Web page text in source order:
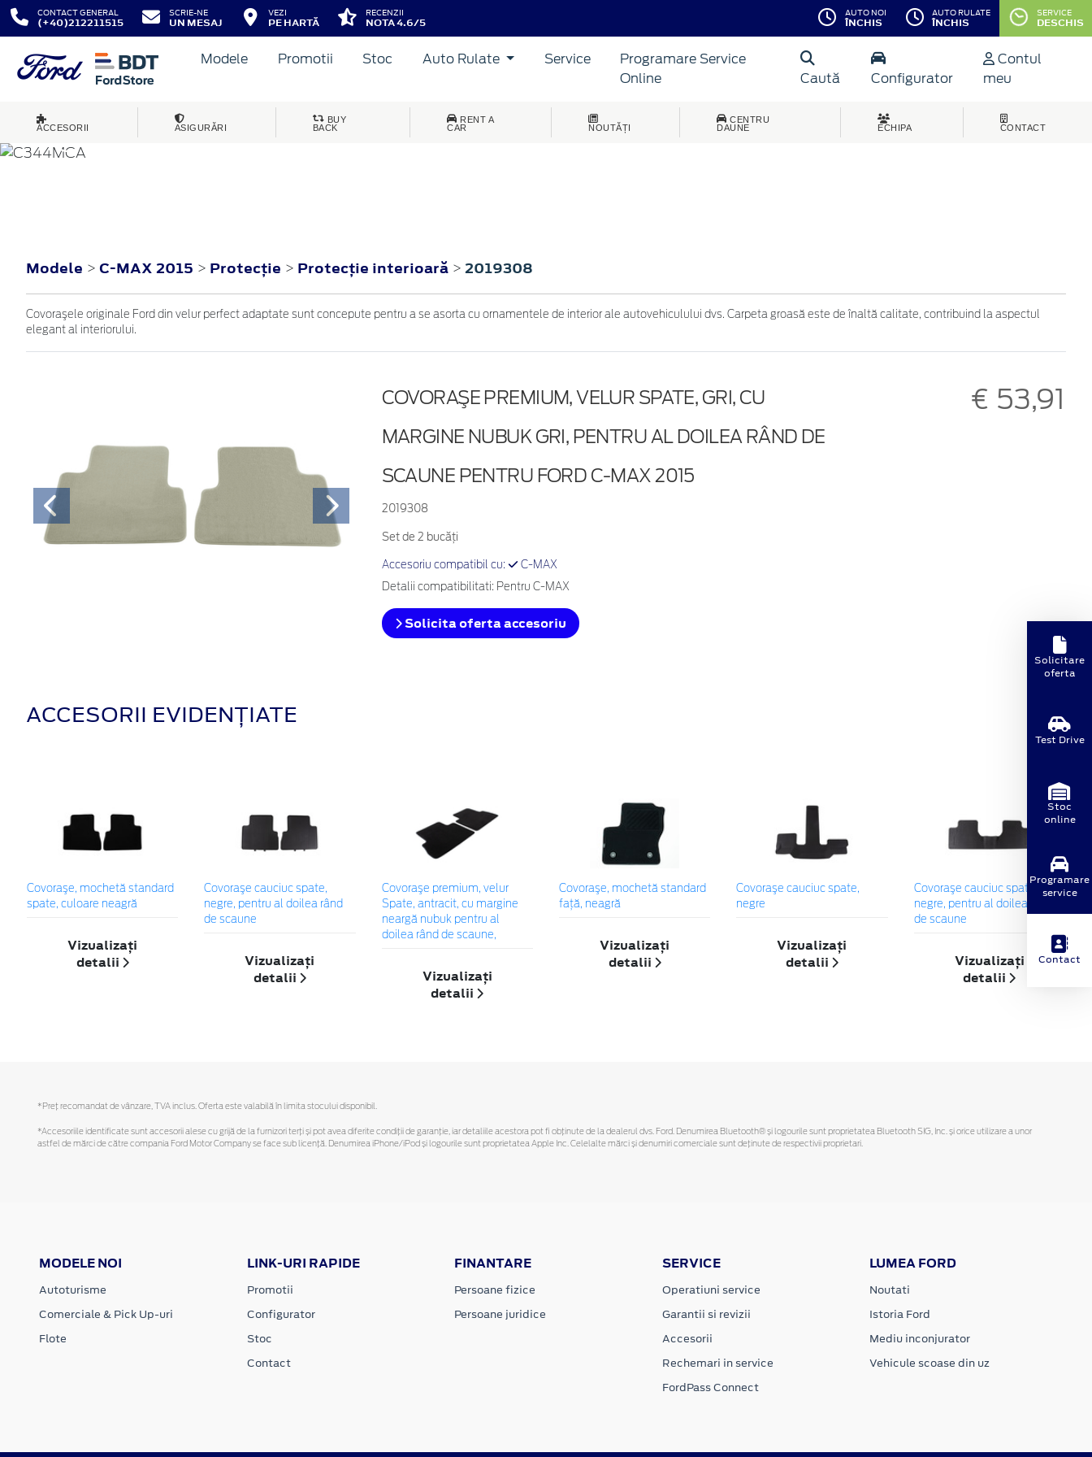
CONTACT GENERAL
(+40)212211515
SCRIE-NE
UN MESAJ
VEZI
PE HARTĂ
RECENZII
NOTA 4.6/5
AUTO NOI
ÎNCHIS
AUTO RULATE
ÎNCHIS
SERVICE
DESCHIS
Modele Promotii Stoc Auto Rulate Service
Programare Service
Online
Caută Configurator
Contul
meu
ACCESORII ASIGURĂRI
BUY
BACK
RENT A
CAR
NOUTĂȚI
CENTRU
DAUNE
ECHIPA CONTACT
C-MAX
Modele > C-MAX 2015 > Protecţie > Protecţie interioară > 2019308
Covoraşele originale Ford din velur perfect adaptate sunt concepute pentru a se asorta cu ornamentele de interior ale autovehiculului dvs. Carpeta groasă este de înaltă calitate, contribuind la aspectul
elegant al interiorului.
COVORAŞE PREMIUM, VELUR SPATE, GRI, CU
MARGINE NUBUK GRI, PENTRU AL DOILEA RÂND DE
SCAUNE PENTRU FORD C-MAX 2015
2019308
€ 53,91
Set de 2 bucăţi
Accesoriu compatibil cu: C-MAX
Detalii compatibilitati: Pentru C-MAX
Solicita oferta accesoriu
ACCESORII EVIDENȚIATE
Covoraşe, mochetă standard
spate, culoare neagră
Vizualizați
detalii
Covoraşe cauciuc spate,
negre, pentru al doilea rând
de scaune
Vizualizați
detalii
Covoraşe premium, velur
Spate, antracit, cu margine
neargă nubuk pentru al
doilea rând de scaune,
Vizualizați
detalii
Covoraşe, mochetă standard
faţă, neagră
Vizualizați
detalii
Covoraşe cauciuc spate,
negre
Vizualizați
detalii
Covoraşe cauciuc spate,
negre, pentru al doilea rând
de scaune
Vizualizați
detalii
*Preţ recomandat de vânzare, TVA inclus. Oferta este valabilă în limita stocului disponibil.
*Accesoriile identificate sunt accesorii alese cu grijă de la furnizori terți și pot avea diferite condiții de garanție, iar detaliile acestora pot fi obținute de la dealerul dvs. Ford. Denumirea Bluetooth® și logourile sunt proprietatea Bluetooth SIG, Inc. și orice utilizare a unor
astfel de mărci de către compania Ford Motor Company se face sub licență. Denumirea iPhone/iPod și logourile sunt proprietatea Apple Inc. Celelalte mărci și denumiri comerciale sunt deținute de respectivii proprietari.
MODELE NOI
Autoturisme
Comerciale & Pick Up-uri
Flote
LINK-URI RAPIDE
Promotii
Configurator
Stoc
Contact
FINANTARE
Persoane fizice
Persoane juridice
SERVICE
Operatiuni service
Garantii si revizii
Accesorii
Rechemari in service
FordPass Connect
LUMEA FORD
Noutati
Istoria Ford
Mediu inconjurator
Vehicule scoase din uz
Solicitare
oferta
Test Drive
Stoc
online
Programare
service
Contact